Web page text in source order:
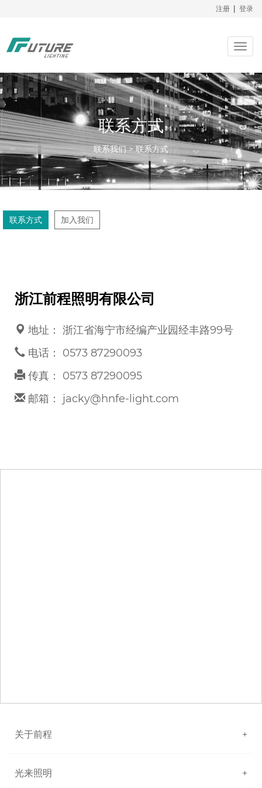
注册 登录
联系方式
联系我们 > 联系方式
联系方式 加入我们
浙江前程照明有限公司
地址： 浙江省海宁市经编产业园经丰路99号
电话： 0573 87290093
传真： 0573 87290095
邮箱： jacky@hnfe-light.com
关于前程 +
光来照明 +